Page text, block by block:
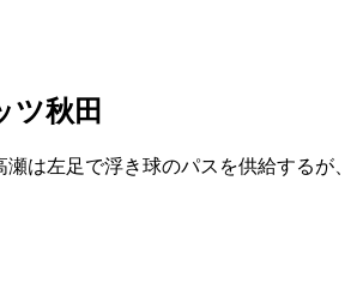
ツ秋田
は左足で浮き球のパスを供給するが、